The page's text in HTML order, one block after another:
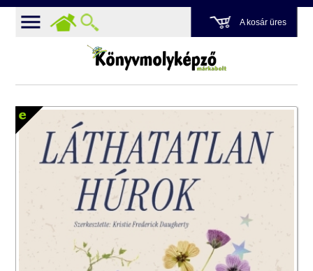
A kosár üres